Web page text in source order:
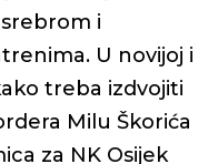
i
U novijoj i
treba izdvojiti
Milu Škorića
za NK Osijek